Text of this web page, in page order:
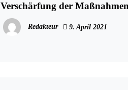
Verschärfung der
Redakteur 9. April 2021